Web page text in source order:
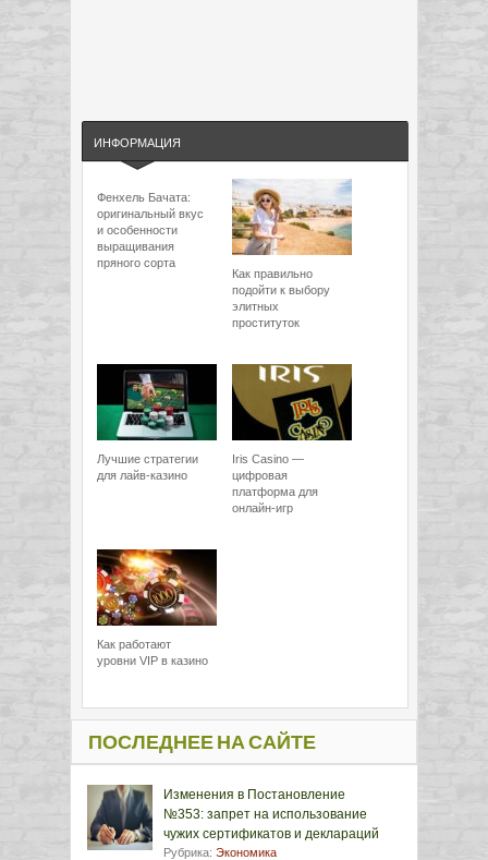
ИНФОРМАЦИЯ
Фенхель Бачата:
оригинальный вкус
и особенности
выращивания
пряного сорта
Как правильно
подойти к выбору
элитных
проституток
Лучшие стратегии
для лайв-казино
Iris Casino —
цифровая
платформа для
онлайн-игр
Как работают
уровни VIP в казино
ПОСЛЕДНЕЕ НА САЙТЕ
Изменения в Постановление
№353: запрет на использование
чужих сертификатов и деклараций
Рубрика: Экономика